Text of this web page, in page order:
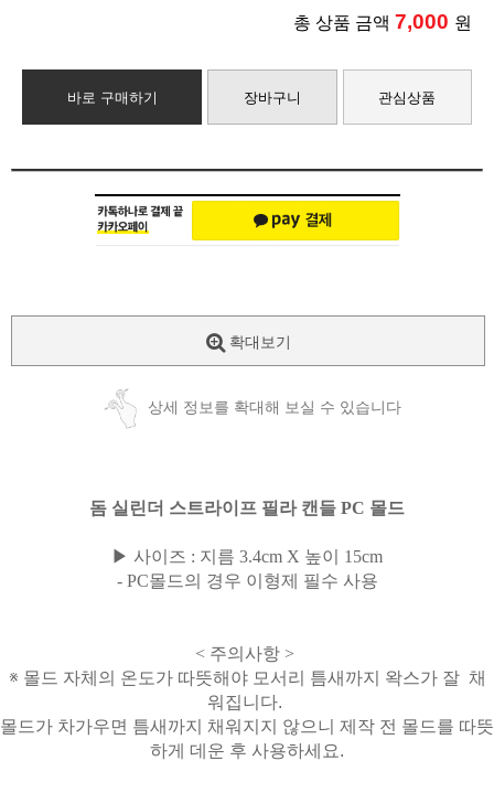
총 상품 금액 7,000 원
바로 구매하기 장바구니 관심상품
확대보기
상세 정보를 확대해 보실 수 있습니다
돔 실린더 스트라이프 필라 캔들 PC 몰드
▶ 사이즈 : 지름 3.4cm X 높이 15cm
- PC몰드의 경우 이형제 필수 사용
< 주의사항 >
※ 몰드 자체의 온도가 따뜻해야 모서리 틈새까지
왁스가 잘 채
워집니다.
몰드가 차가우면 틈새까지 채워지지 않으니 제작 전 몰드를 따뜻
하게 데운 후 사용하세요.